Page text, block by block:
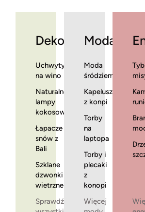
Dekoracje
Uchwyty
na wino
Naturalne
lampy
kokosowe
Łapacze
snów z
Bali
Szklane
dzwonki
wietrzne
Sprawdź
Moda
Moda
Kapelusze
z konpi
Torby
na
laptopa
Torby i
plecaki
z
konopi
Więcej